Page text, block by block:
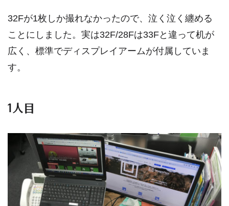
32Fが1枚しか撮れなかったので、泣く泣く纏める
ことにしました。実は32F/28Fは33Fと違って机が
広く、標準でディスプレイアームが付属していま
す。
1人目